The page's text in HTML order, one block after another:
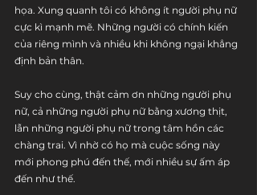
họa. Xung quanh tôi có không ít người phụ nữ
cực kì mạnh mẽ. Những người có chính kiến
của riêng mình và nhiều khi không ngại khẳng
định bản thân.
Suy cho cùng, thật cảm ơn những người phụ
nữ, cả những người phụ nữ bằng xương thịt,
lẫn những người phụ nữ trong tâm hồn các
chàng trai. Vì nhờ có họ mà cuộc sống này
mới phong phú đến thế, mới nhiều sự ấm áp
đến như thế.